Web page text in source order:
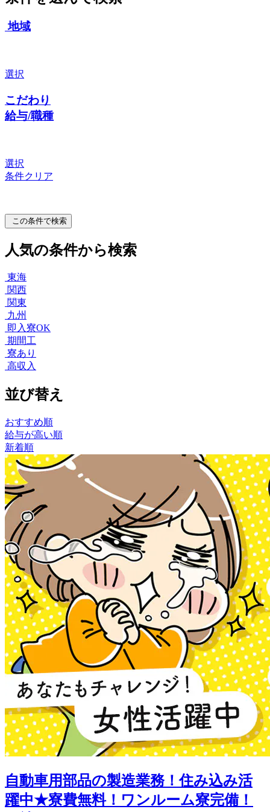
地域
選択
こだわり
給与/職種
選択
条件クリア
この条件で検索
人気の条件から検索
東海
関西
関東
九州
即入寮OK
期間工
寮あり
高収入
並び替え
おすすめ順
給与が高い順
新着順
自動車用部品の製造業務！住み込み活
躍中★寮費無料！ワンルーム寮完備！